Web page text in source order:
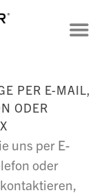
PER E-MAIL,
ODER
uns per E-
oder